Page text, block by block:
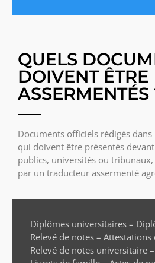
QUELS
DOIVENT ÊTRE
ASSERMENTÉS
Documents officiels rédigés
qui doivent être présentés
publics, universités ou
par un traducteur assermenté
Diplômes universitaires –
Relevé de notes – Attestations
Relevé de notes universitaire